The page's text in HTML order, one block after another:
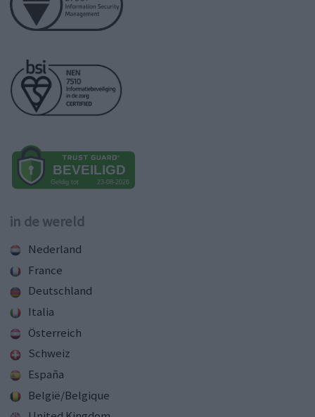
in de wereld
Nederland
France
Deutschland
Italia
Österreich
Schweiz
España
België/Belgique